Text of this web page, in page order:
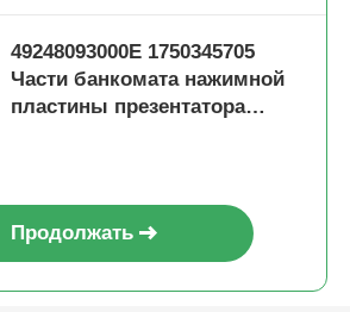
49248093000E 1750345705
Части банкомата нажимной
пластины презентатора
Продолжать